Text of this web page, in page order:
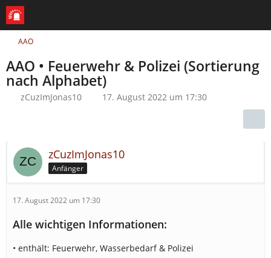
AAO
AAO • Feuerwehr & Polizei (Sortierung
nach Alphabet)
zCuzImJonas10 17. August 2022 um 17:30
zCuzImJonas10
Anfänger
17. August 2022 um 17:30
Alle wichtigen Informationen:
• enthält: Feuerwehr, Wasserbedarf & Polizei